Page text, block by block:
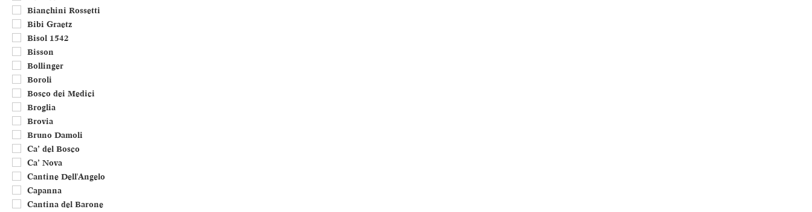
Bianchini Rossetti
Bibi Graetz
Bisol 1542
Bisson
Bollinger
Boroli
Bosco dei Medici
Broglia
Brovia
Bruno Damoli
Ca’ del Bosco
Ca’ Nova
Cantine Dell'Angelo
Capanna
Cantina del Barone